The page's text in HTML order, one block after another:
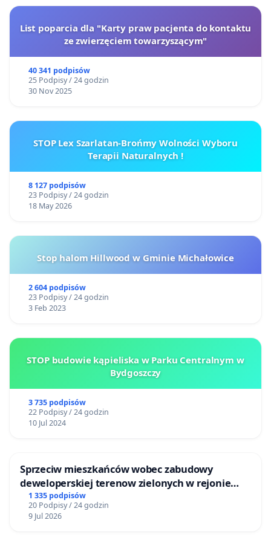
List poparcia dla "Karty praw pacjenta do kontaktu
ze zwierzęciem towarzyszącym"
40 341 podpisów
25 Podpisy / 24 godzin
30 Nov 2025
STOP Lex Szarlatan-Brońmy Wolności Wyboru
Terapii Naturalnych !
8 127 podpisów
23 Podpisy / 24 godzin
18 May 2026
Stop halom Hillwood w Gminie Michałowice
2 604 podpisów
23 Podpisy / 24 godzin
3 Feb 2023
STOP budowie kąpieliska w Parku Centralnym w
Bydgoszczy
3 735 podpisów
22 Podpisy / 24 godzin
10 Jul 2024
Sprzeciw mieszkańców wobec zabudowy
deweloperskiej terenow zielonych w rejonie
Bulwarów Straceńskich w Bielsku-Białej
1 335 podpisów
20 Podpisy / 24 godzin
9 Jul 2026